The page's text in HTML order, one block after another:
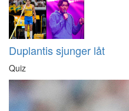
Duplantis sjunger låt
Quiz